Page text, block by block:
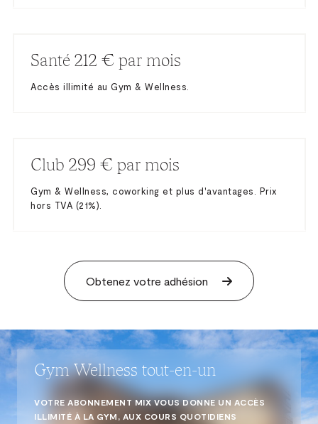
Santé 212 € par mois
Accès illimité au Gym & Wellness.
Club 299 € par mois
Gym & Wellness, coworking et plus d'avantages. Prix
hors TVA (21%).
Obtenez votre adhésion
Gym Wellness tout-en-un
VOTRE ABONNEMENT MIX VOUS DONNE UN ACCÈS
ILLIMITÉ À LA GYM, AUX COURS QUOTIDIENS